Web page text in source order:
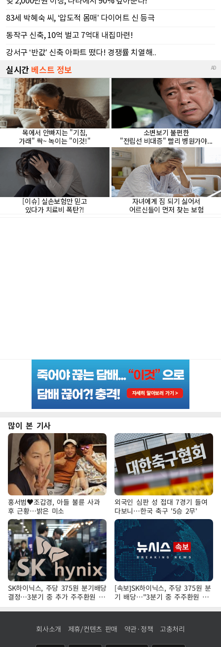
많이 본 기사
홍서범♥조갑경, 아들 불륜 사과
후 근황…밝은 미소
외국인 심판 성 접대 7경기 들여
다보니…한국 축구 '5승 2무'
SK하이닉스, 주당 375원 분기배당
결정…3분기 중 추가 주주환원 발
표
[속보]SK하이닉스, 주당 375원 분
기 배당…"3분기 중 주주환원 방
안 확정"
회사소개 제휴/컨텐츠 판매 약관·정책 고충처리